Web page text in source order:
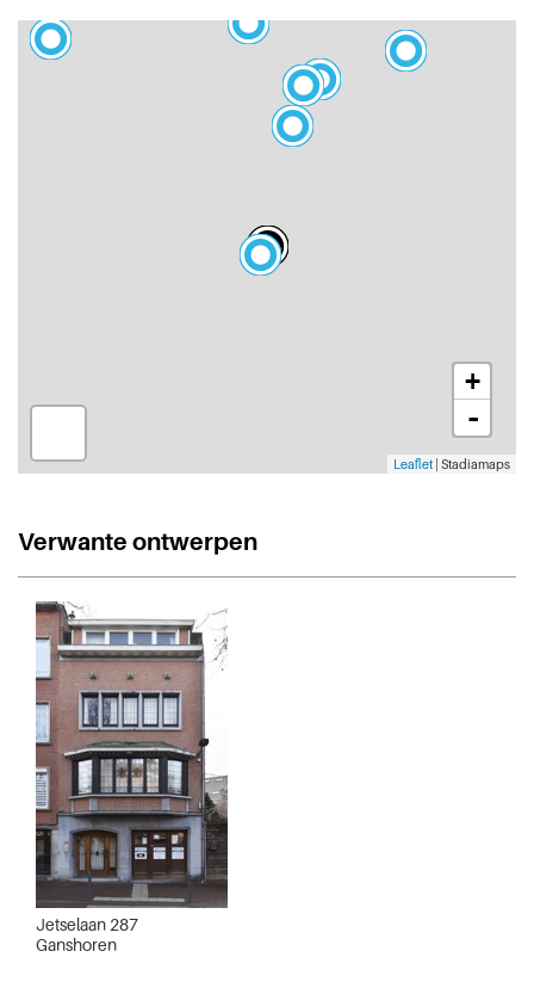
+
-
Leaflet | Stadiamaps
Verwante ontwerpen
Jetselaan 287
Ganshoren